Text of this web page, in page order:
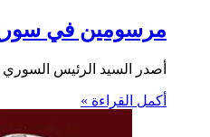
مرسومين في سوريا
أصدر السيد الرئيس السوري بشار الأسد اليوم الإثنين (5 شباط/فبراير
أكمل القراءة »